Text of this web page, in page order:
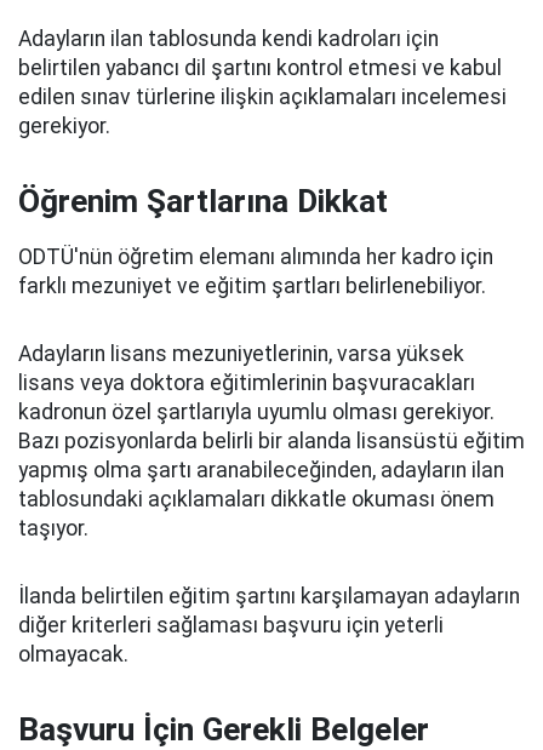
Adayların ilan tablosunda kendi kadroları için
belirtilen yabancı dil şartını kontrol etmesi ve kabul
edilen sınav türlerine ilişkin açıklamaları incelemesi
gerekiyor.
Öğrenim Şartlarına Dikkat
ODTÜ'nün öğretim elemanı alımında her kadro için
farklı mezuniyet ve eğitim şartları belirlenebiliyor.
Adayların lisans mezuniyetlerinin, varsa yüksek
lisans veya doktora eğitimlerinin başvuracakları
kadronun özel şartlarıyla uyumlu olması gerekiyor.
Bazı pozisyonlarda belirli bir alanda lisansüstü eğitim
yapmış olma şartı aranabileceğinden, adayların ilan
tablosundaki açıklamaları dikkatle okuması önem
taşıyor.
İlanda belirtilen eğitim şartını karşılamayan adayların
diğer kriterleri sağlaması başvuru için yeterli
olmayacak.
Başvuru İçin Gerekli Belgeler